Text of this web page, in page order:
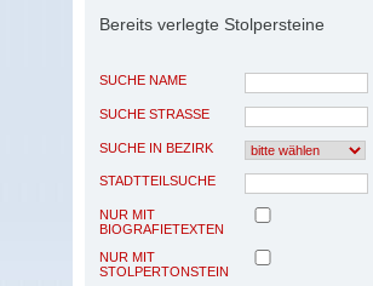
Bereits verlegte Stolpersteine
SUCHE NAME
SUCHE STRASSE
SUCHE IN BEZIRK
STADTTEILSUCHE
NUR MIT
BIOGRAFIETEXTEN
NUR MIT
STOLPERTONSTEIN